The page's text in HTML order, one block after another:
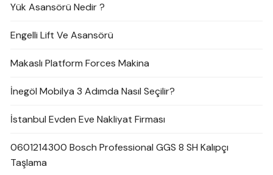
Yük Asansörü Nedir ?
Engelli Lift Ve Asansörü
Makaslı Platform Forces Makina
İnegöl Mobilya 3 Adımda Nasıl Seçilir?
İstanbul Evden Eve Nakliyat Firması
0601214300 Bosch Professional GGS 8 SH Kalıpçı
Taşlama